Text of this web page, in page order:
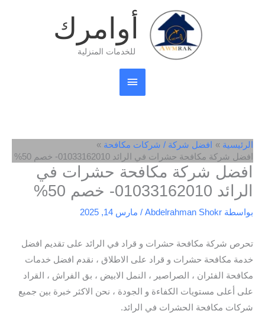
أوامرك
للخدمات المنزلية
القائمة
الرئيسية
الرئيسية
افضل شركة / شركات مكافحة
افضل شركة مكافحة حشرات في الرائد 01033162010- خصم 50%
افضل شركة مكافحة حشرات في
الرائد 01033162010- خصم 50%
بواسطة Abdelrahman Shokr
/ مارس 14, 2025
تحرص شركة مكافحة حشرات و قراد في الرائد على تقديم افضل
خدمة مكافحة حشرات و قراد على الاطلاق ، نقدم افضل خدمات
مكافحة الفئران ، الصراصير ، النمل الابيض ، بق الفراش ، القراد
على أعلى مستويات الكفاءة و الجودة ، نحن الاكثر خبرة بين جميع
شركات مكافحة الحشرات في الرائد.